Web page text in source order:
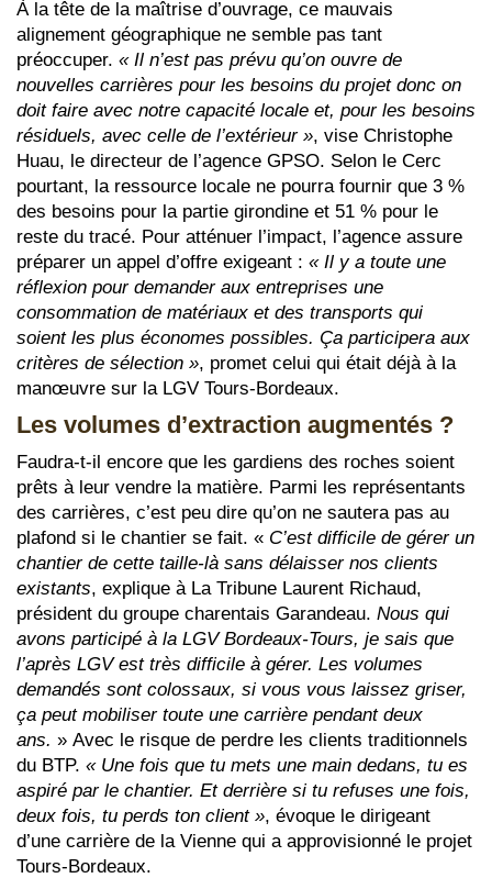
À la tête de la maîtrise d’ouvrage, ce mauvais
alignement géographique ne semble pas tant
préoccuper. « Il n’est pas prévu qu’on ouvre de
nouvelles carrières pour les besoins du projet donc on
doit faire avec notre capacité locale et, pour les besoins
résiduels, avec celle de l’extérieur », vise Christophe
Huau, le directeur de l’agence GPSO. Selon le Cerc
pourtant, la ressource locale ne pourra fournir que 3 %
des besoins pour la partie girondine et 51 % pour le
reste du tracé. Pour atténuer l’impact, l’agence assure
préparer un appel d’offre exigeant : « Il y a toute une
réflexion pour demander aux entreprises une
consommation de matériaux et des transports qui
soient les plus économes possibles. Ça participera aux
critères de sélection », promet celui qui était déjà à la
manœuvre sur la LGV Tours-Bordeaux.
Les volumes d’extraction augmentés ?
Faudra-t-il encore que les gardiens des roches soient
prêts à leur vendre la matière. Parmi les représentants
des carrières, c’est peu dire qu’on ne sautera pas au
plafond si le chantier se fait. « C’est difficile de gérer un
chantier de cette taille-là sans délaisser nos clients
existants, explique à La Tribune Laurent Richaud,
président du groupe charentais Garandeau. Nous qui
avons participé à la LGV Bordeaux-Tours, je sais que
l’après LGV est très difficile à gérer. Les volumes
demandés sont colossaux, si vous vous laissez griser,
ça peut mobiliser toute une carrière pendant deux
ans. » Avec le risque de perdre les clients traditionnels
du BTP. « Une fois que tu mets une main dedans, tu es
aspiré par le chantier. Et derrière si tu refuses une fois,
deux fois, tu perds ton client », évoque le dirigeant
d’une carrière de la Vienne qui a approvisionné le projet
Tours-Bordeaux.